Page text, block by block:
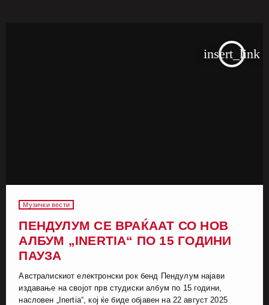
insert_link
Музички вести
ПЕНДУЛУМ СЕ ВРАЌААТ СО НОВ
АЛБУМ „INERTIA“ ПО 15 ГОДИНИ
ПАУЗА
Австралискиот електронски рок бенд Пендулум најави
издавање на својот прв студиски албум по 15 години,
насловен „Inertia“, кој ќе биде објавен на 22 август 2025